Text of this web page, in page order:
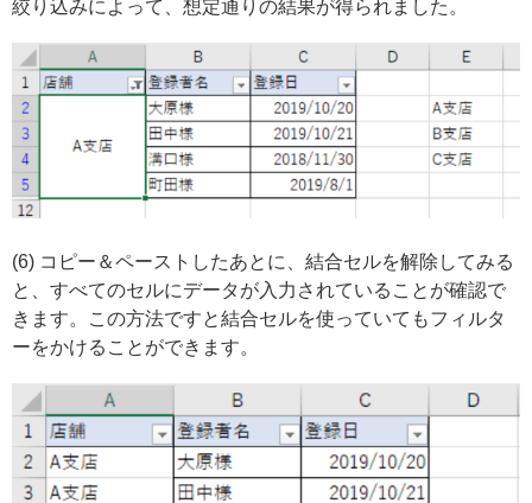
絞り込みによって、想定通りの結果が得られました。
(6) コピー＆ペーストしたあとに、結合セルを解除してみる
と、すべてのセルにデータが入力されていることが確認で
きます。この方法ですと結合セルを使っていてもフィルタ
ーをかけることができます。